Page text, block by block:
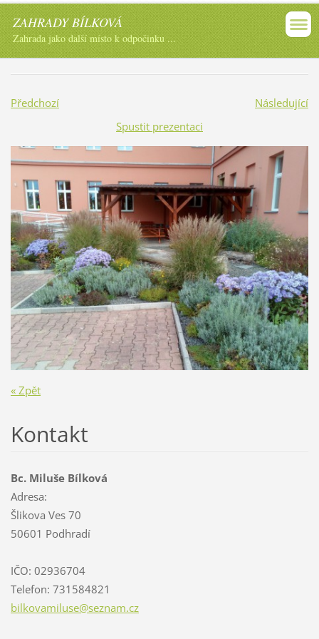
ZAHRADY BÍLKOVÁ
Zahrada jako další místo k odpočinku ...
Předchozí
Následující
Spustit prezentaci
« Zpět
Kontakt
Bc. Miluše Bílková
Adresa:
Šlikova Ves 70
50601 Podhradí
IČO: 02936704
Telefon: 731584821
bilkovamiluse@seznam.cz